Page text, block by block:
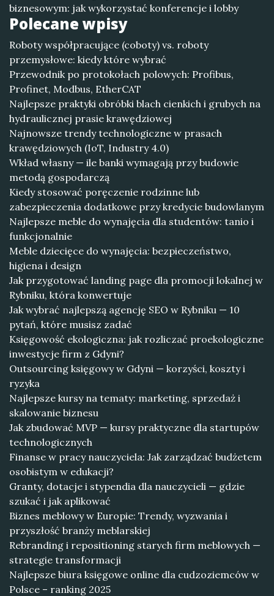
biznesowym: jak wykorzystać konferencje i lobby
Polecane wpisy
Roboty współpracujące (coboty) vs. roboty
przemysłowe: kiedy które wybrać
Przewodnik po protokołach polowych: Profibus,
Profinet, Modbus, EtherCAT
Najlepsze praktyki obróbki blach cienkich i grubych na
hydraulicznej prasie krawędziowej
Najnowsze trendy technologiczne w prasach
krawędziowych (IoT, Industry 4.0)
Wkład własny — ile banki wymagają przy budowie
metodą gospodarczą
Kiedy stosować poręczenie rodzinne lub
zabezpieczenia dodatkowe przy kredycie budowlanym
Najlepsze meble do wynajęcia dla studentów: tanio i
funkcjonalnie
Meble dziecięce do wynajęcia: bezpieczeństwo,
higiena i design
Jak przygotować landing page dla promocji lokalnej w
Rybniku, która konwertuje
Jak wybrać najlepszą agencję SEO w Rybniku — 10
pytań, które musisz zadać
Księgowość ekologiczna: jak rozliczać proekologiczne
inwestycje firm z Gdyni?
Outsourcing księgowy w Gdyni — korzyści, koszty i
ryzyka
Najlepsze kursy na tematy: marketing, sprzedaż i
skalowanie biznesu
Jak zbudować MVP — kursy praktyczne dla startupów
technologicznych
Finanse w pracy nauczyciela: Jak zarządzać budżetem
osobistym w edukacji?
Granty, dotacje i stypendia dla nauczycieli — gdzie
szukać i jak aplikować
Biznes meblowy w Europie: Trendy, wyzwania i
przyszłość branży meblarskiej
Rebranding i repositioning starych firm meblowych —
strategie transformacji
Najlepsze biura księgowe online dla cudzoziemców w
Polsce – ranking 2025